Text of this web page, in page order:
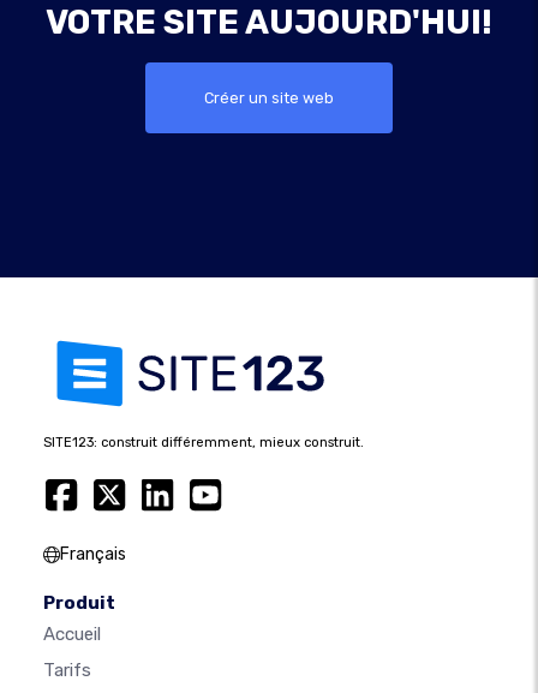
VOTRE SITE AUJOURD'HUI!
Créer un site web
SITE123: construit différemment, mieux construit.
Français
Produit
Accueil
Tarifs